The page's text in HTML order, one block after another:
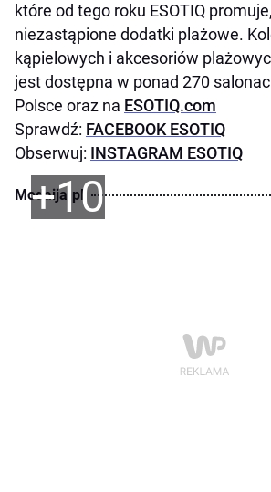
które od tego roku ESOTIQ
niezastąpione dodatki plażowe.
kąpielowych i akcesoriów
jest dostępna w ponad 270
Polsce oraz na ESOTIQ.com
Sprawdź: FACEBOOK ESOTIQ
Obserwuj: INSTAGRAM ESOTIQ
+10
Modaija.pl